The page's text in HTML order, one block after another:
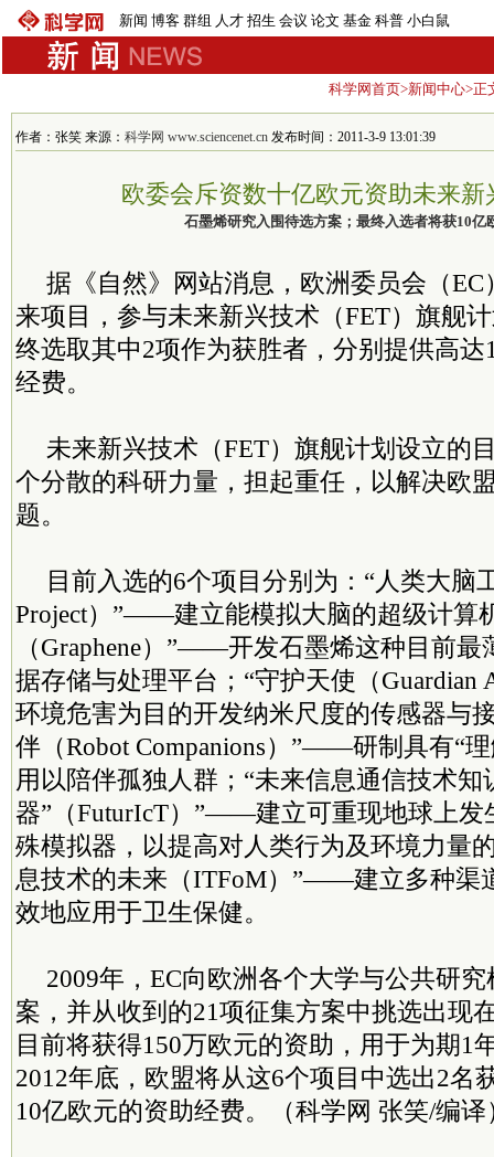
新闻 博客 群组 人才 招生 会议 论文 基金 科普 小白鼠
科学网首页>新闻中心>正
作者：张笑 来源： 科学网 www.sciencenet.cn 发布时间：2011-3-9 13:01:39
欧委会斥资数十亿欧元资助未来新
石墨烯研究入围待选方案；最终入选者将获10亿
据《自然》网站消息，欧洲委员会（
来项目，参与未来新兴技术（FET）旗舰
终选取其中2项作为获胜者，分别提供高达
经费。
未来新兴技术（FET）旗舰计划设立的
个分散的科研力量，担起重任，以解决欧
题。
目前入选的6个项目分别为：“人类大脑
Project）”——建立能模拟大脑的超级计算
（Graphene）”——开发石墨烯这种目前
据存储与处理平台；“守护天使（
环境危害为目的开发纳米尺度的传感器与
伴（Robot Companions）”——研制具有“
用以陪伴孤独人群；“未来信息通信技术知
器”（FuturIcT）”——建立可重现地球上发
殊模拟器，以提高对人类行为及环境力量
息技术的未来（ITFoM）”——建立多种渠
效地应用于卫生保健。
2009年，EC向欧洲各个大学与公共研
案，并从收到的21项征集方案中挑选出现
目前将获得150万欧元的资助，用于为期1
2012年底，欧盟将从这6个项目中选出2名
10亿欧元的资助经费。（科学网 张笑/编译